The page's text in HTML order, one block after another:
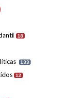
18
133
12